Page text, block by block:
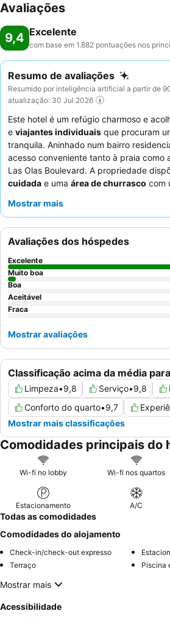
Avaliações
9,4 Excelente
com base em 1.882 pontuações nos
Resumo de avaliações
Resumido por inteligência artificial a partir de
atualização: 30 Jul 2026
Este hotel é um refúgio charmoso e
e viajantes individuais que procuram
tranquila. Aninhado num bairro
acesso conveniente tanto à praia como
Las Olas Boulevard. A propriedade
cuidada e uma área de churrasco com
consistentemente a
refeições self-catering. Para uma
única, considere reservar um quarto
privada para desfrutar de vistas
Mostrar mais
Classificação acima da média
Limpeza•9,8 Serviço•9,8
Conforto do quarto•9,7
Mostrar mais classificações
Avaliações dos hóspedes
Excelente
Muito boa
Boa
Aceitável
Fraca
Mostrar avaliações
Comodidades principais do
Wi-fi no lobby Wi-fi nos quartos
Estacionamento A/C
Todas as comodidades
Comodidades do alojamento
Check-in/check-out expresso
Terraço
Piscina
Mostrar mais
Acessibilidade